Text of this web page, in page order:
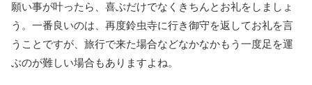
願い事が叶ったら、喜ぶだけでなくきちんとお礼をしましょ
う。一番良いのは、再度鈴虫寺に行き御守を返してお礼を言
うことですが、旅行で来た場合などなかなかもう一度足を運
ぶのが難しい場合もありますよね。